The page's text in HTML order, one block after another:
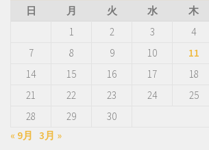
日
月 火 水 木
1
2 3 4
7
8 9 10 11
14
15 16 17 18
21
22 23 24 25
28
29
30
« 9月
3月 »